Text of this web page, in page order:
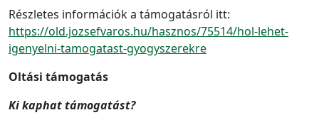
Részletes információk a támogatásról itt:
https://old.jozsefvaros.hu/hasznos/75514/hol-lehet-
igenyelni-tamogatast-gyogyszerekre
Oltási támogatás
Ki kaphat támogatást?